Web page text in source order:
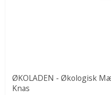
ØKOLADEN - Økologisk
Knas